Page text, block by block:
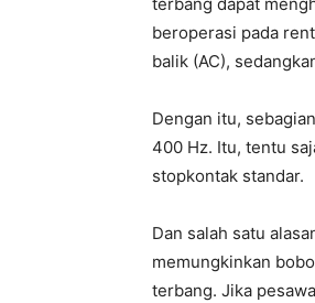
beroperasi pada
balik (AC),
Dengan itu,
400 Hz. Itu, tentu
stopkontak standar.
Dan salah satu
memungkinkan
terbang. Jika